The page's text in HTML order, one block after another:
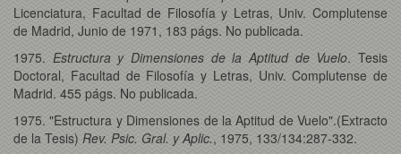
Licenciatura, Facultad de Filosofía y Letras, Univ. Complutense
de Madrid, Junio de 1971, 183 págs. No publicada.
1975. Estructura y Dimensiones de la Aptitud de Vuelo. Tesis
Doctoral, Facultad de Filosofía y Letras, Univ. Complutense de
Madrid. 455 págs. No publicada.
1975. "Estructura y Dimensiones de la Aptitud de Vuelo".(Extracto
de la Tesis) Rev. Psic. Gral. y Aplic., 1975, 133/134:287-332.